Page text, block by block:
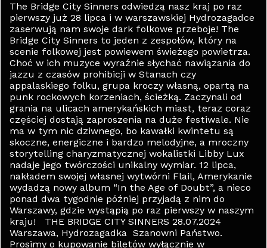
The Bridge City Sinners odwiedzą nasz kraj po raz
pierwszy już 28 lipca i w warszawskiej Hydrozagadce
zaserwują nam swoje dark folkowe przeboje! The
Bridge City Sinners to jeden z zespołów, który na
scenie folkowej jest powiewem świeżego powietrza.
Choć w ich muzyce wyraźnie słychać nawiązania do
jazzu z czasów prohibicji w Stanach czy
appalaskiego folku, grupa kroczy własną, opartą na
punk rockowych korzeniach, ścieżką. Zaczynali od
grania na ulicach amerykańskich miast, teraz coraz
częściej dostają zaproszenia na duże festiwale. Nie
ma w tym nic dziwnego, bo kawałki kwintetu są
skoczne, energiczne i bardzo melodyjne, a mroczny
storytelling charyzmatycznej wokalistki Libby Lux
nadaje jego twórczości unikalny wymiar. 12 lipca,
nakładem swojej własnej wytwórni Flail, Amerykanie
wydadzą nowy album “In the Age of Doubt”, a nieco
ponad dwa tygodnie później przyjadą z nim do
Warszawy, gdzie wystąpią po raz pierwszy w naszym
kraju! THE BRIDGE CITY SINNERS 28.07.2024
Warszawa, Hydrozagadka Szanowni Państwo.
Prosimy o kupowanie biletów wyłącznie w